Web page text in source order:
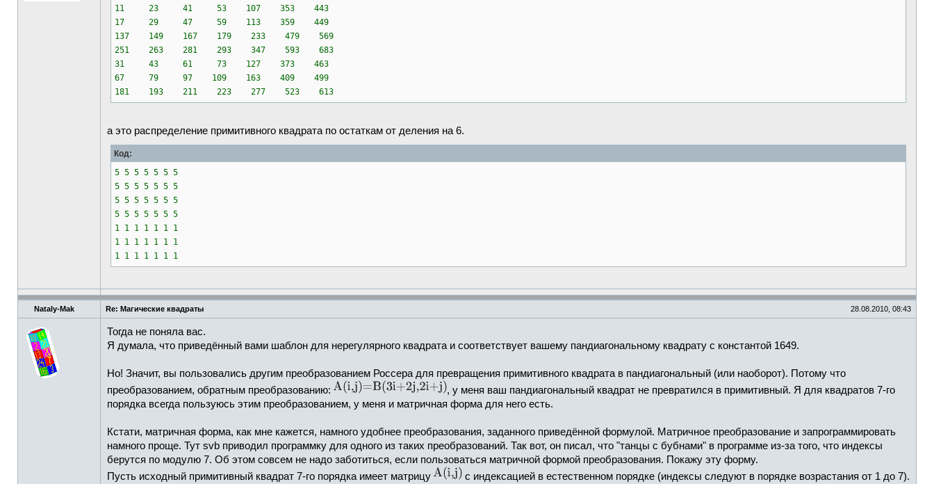
11 23 41 53 107 353 443
17 29 47 59 113 359 449
137 149 167 179 233 479 569
251 263 281 293 347 593 683
31 43 61 73 127 373 463
67 79 97 109 163 409 499
181 193 211 223 277 523 613
а это распределение примитивного квадрата по остаткам от деления на 6.
Код:
5 5 5 5 5 5 5
5 5 5 5 5 5 5
5 5 5 5 5 5 5
5 5 5 5 5 5 5
1 1 1 1 1 1 1
1 1 1 1 1 1 1
1 1 1 1 1 1 1
Nataly-Mak Re: Магические квадраты 28.08.2010, 08:43
Тогда не поняла вас.
Я думала, что приведённый вами шаблон для нерегулярного квадрата и соответствует вашему пандиагональному квадрату с константой 1649.
Но! Значит, вы пользовались другим преобразованием Россера для превращения примитивного квадрата в пандиагональный (или наоборот). Потому что
преобразованием, обратным преобразованию:
, у меня ваш пандиагональный квадрат не превратился в примитивный. Я для квадратов 7-го
порядка всегда пользуюсь этим преобразованием, у меня и матричная форма для него есть.
Кстати, матричная форма, как мне кажется, намного удобнее преобразования, заданного приведённой формулой. Матричное преобразование и запрограммировать
намного проще. Тут svb приводил программку для одного из таких преобразований. Так вот, он писал, что "танцы с бубнами" в программе из-за того, что индексы
берутся по модулю 7. Об этом совсем не надо заботиться, если пользоваться матричной формой преобразования. Покажу эту форму.
Пусть исходный примитивный квадрат 7-го порядка имеет матрицу
с индексацией в естественном порядке (индексы следуют в порядке возрастания от 1 до 7).